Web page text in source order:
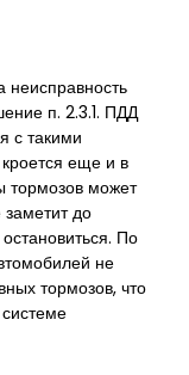
неисправность
п. 2.3.1. ПДД
с такими
еще и в
тормозов может
заметит до
По
не
тормозов, что